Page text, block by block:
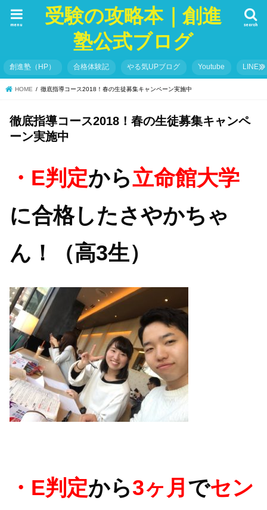
受験の攻略本｜創進
塾公式ブログ
search
menu
創進塾（HP） 合格体験記 やる気UPブログ Youtube LINE＠
HOME 徹底指導コース2018！春の生徒募集キャンペーン実施中
徹底指導コース2018！春の生徒募集キャンペ
ーン実施中
・ E判定から立命館大学
に合格したさやかちゃ
ん！（高3生）
・E判定から3ヶ月 でセン